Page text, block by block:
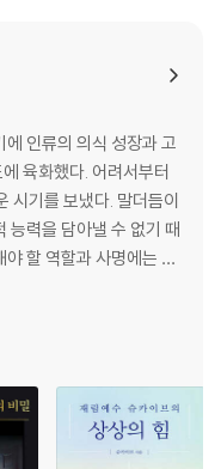
든다
인류의 의식 성장과 고
육화했다. 어려서부터
시기를 보냈다. 말더듬이
능력을 담아낼 수 없기 때
상승을 돕기 위해 고차원
려 차원 상승에 합류할
신